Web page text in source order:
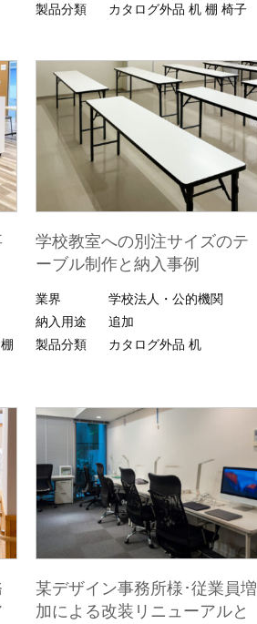
製品分類
カタログ外品 机 棚 椅子
棚
学校教室への別注サイズのテ
ーブル制作と納入事例
業界
学校法人・公的機関
納入用途
追加
製品分類
カタログ外品 机
某デザイン事務所様･従業員増
加による改装リニューアルと